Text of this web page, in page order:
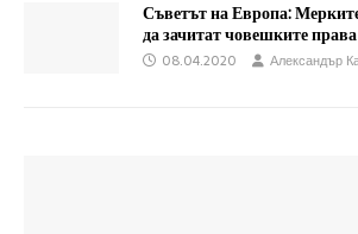
Съветът на Европа:
да зачитат човешките права
08.04.2020 Александър